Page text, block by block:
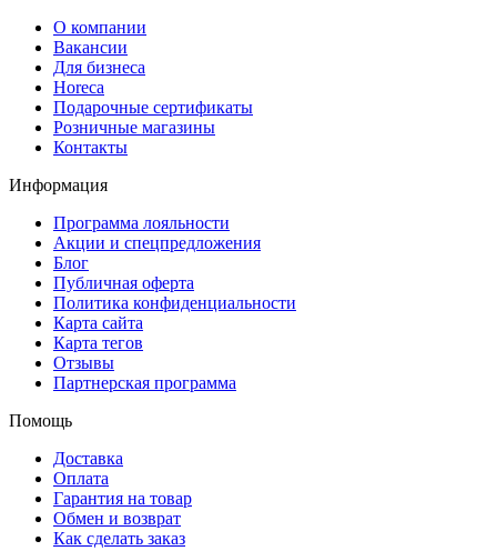
О компании
Вакансии
Для бизнеса
Horeca
Подарочные сертификаты
Розничные магазины
Контакты
Информация
Программа лояльности
Акции и спецпредложения
Блог
Публичная оферта
Политика конфиденциальности
Карта сайта
Карта тегов
Отзывы
Партнерская программа
Помощь
Доставка
Оплата
Гарантия на товар
Обмен и возврат
Как сделать заказ